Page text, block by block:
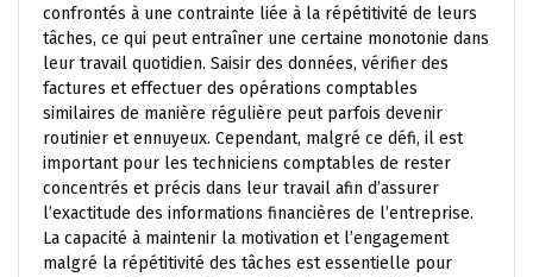
confrontés à une contrainte liée à la répétitivité de leurs
tâches, ce qui peut entraîner une certaine monotonie dans
leur travail quotidien. Saisir des données, vérifier des
factures et effectuer des opérations comptables
similaires de manière régulière peut parfois devenir
routinier et ennuyeux. Cependant, malgré ce défi, il est
important pour les techniciens comptables de rester
concentrés et précis dans leur travail afin d’assurer
l’exactitude des informations financières de l’entreprise.
La capacité à maintenir la motivation et l’engagement
malgré la répétitivité des tâches est essentielle pour